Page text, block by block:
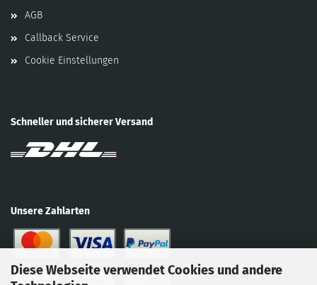
Diese Webseite verwendet Cookies und andere
AGB
Callback Service
Cookie Einstellungen
Schneller und sicherer Versand
Unsere Zahlarten